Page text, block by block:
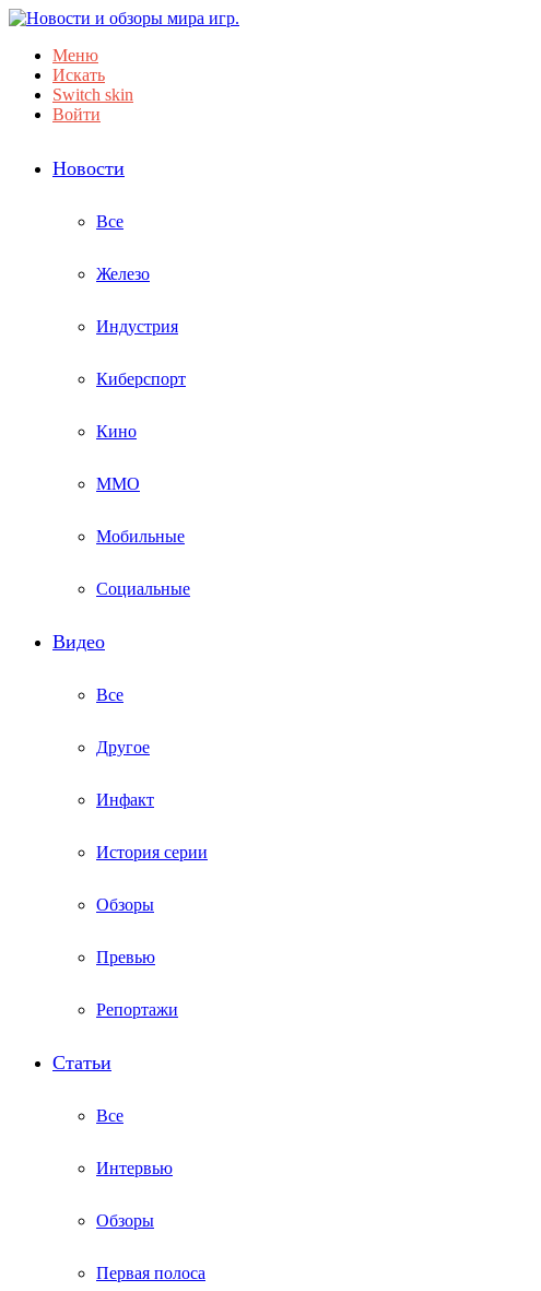
Меню
Искать
Switch skin
Войти
Новости
Все
Железо
Индустрия
Киберспорт
Кино
ММО
Мобильные
Социальные
Видео
Все
Другое
Инфакт
История серии
Обзоры
Превью
Репортажи
Статьи
Все
Интервью
Обзоры
Первая полоса